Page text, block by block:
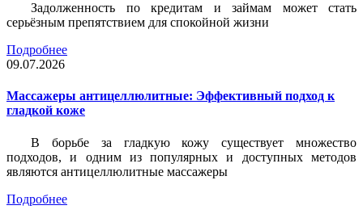
Задолженность по кредитам и займам может стать
серьёзным препятствием для спокойной жизни
Подробнее
09.07.2026
Массажеры антицеллюлитные: Эффективный подход к
гладкой коже
В борьбе за гладкую кожу существует множество
подходов, и одним из популярных и доступных методов
являются антицеллюлитные массажеры
Подробнее